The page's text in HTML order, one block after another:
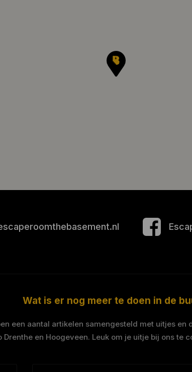
Wat is er nog meer te doen in de
een aantal artikelen samengesteld met uitjes en
Drenthe en Hoogeveen. Leuk om je uitje bij ons te